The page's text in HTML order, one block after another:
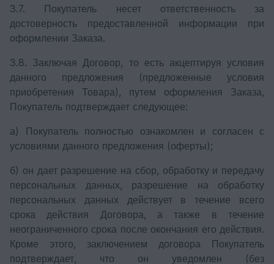
3.7. Покупатель несет ответственность за
достоверность предоставленной информации при
оформлении Заказа.
3.8. Заключая Договор, то есть акцептируя условия
данного предложения (предложенные условия
приобретения Товара), путем оформления Заказа,
Покупатель подтверждает следующее:
а) Покупатель полностью ознакомлен и согласен с
условиями данного предложения (оферты);
б) он дает разрешение на сбор, обработку и передачу
персональных данных, разрешение на обработку
персональных данных действует в течение всего
срока действия Договора, а также в течение
неограниченного срока после окончания его действия.
Кроме этого, заключением договора Покупатель
подтверждает, что он уведомлен (без